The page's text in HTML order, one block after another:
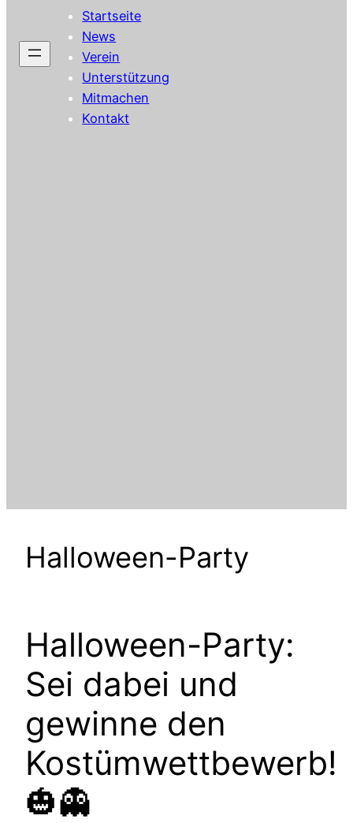
Startseite
News
Verein
Unterstützung
Mitmachen
Kontakt
Halloween-Party
Halloween-Party:
Sei dabei und
gewinne den
Kostümwettbewerb!
🎃👻